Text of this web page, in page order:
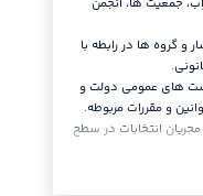
و گروه ها در رابطه با
های عمومی دولت و
و مقررات مربوطه.
انتخابات در سطح